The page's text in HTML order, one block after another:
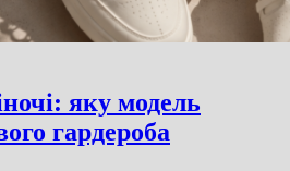
яку модель
гардероба